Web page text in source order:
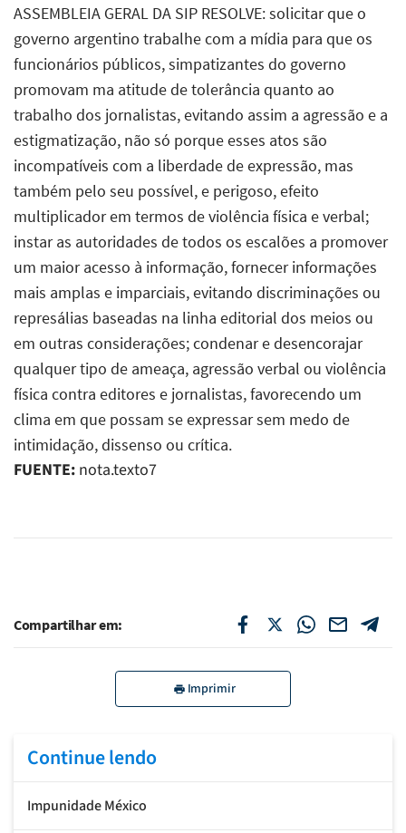
ASSEMBLEIA GERAL DA SIP RESOLVE: solicitar que o
governo argentino trabalhe com a mídia para que os
funcionários públicos, simpatizantes do governo
promovam ma atitude de tolerância quanto ao
trabalho dos jornalistas, evitando assim a agressão e a
estigmatização, não só porque esses atos são
incompatíveis com a liberdade de expressão, mas
também pelo seu possível, e perigoso, efeito
multiplicador em termos de violência física e verbal;
instar as autoridades de todos os escalões a promover
um maior acesso à informação, fornecer informações
mais amplas e imparciais, evitando discriminações ou
represálias baseadas na linha editorial dos meios ou
em outras considerações; condenar e desencorajar
qualquer tipo de ameaça, agressão verbal ou violência
física contra editores e jornalistas, favorecendo um
clima em que possam se expressar sem medo de
intimidação, dissenso ou crítica.
FUENTE: nota.texto7
Compartilhar em:
Imprimir
Continue lendo
Impunidade México